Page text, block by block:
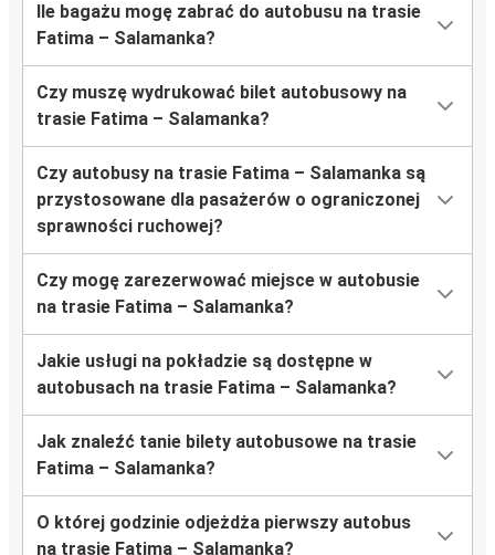
Ile bagażu mogę zabrać do autobusu na trasie
Fatima – Salamanka?
Czy muszę wydrukować bilet autobusowy na
trasie Fatima – Salamanka?
Czy autobusy na trasie Fatima – Salamanka są
przystosowane dla pasażerów o ograniczonej
sprawności ruchowej?
Czy mogę zarezerwować miejsce w autobusie
na trasie Fatima – Salamanka?
Jakie usługi na pokładzie są dostępne w
autobusach na trasie Fatima – Salamanka?
Jak znaleźć tanie bilety autobusowe na trasie
Fatima – Salamanka?
O której godzinie odjeżdża pierwszy autobus
na trasie Fatima – Salamanka?